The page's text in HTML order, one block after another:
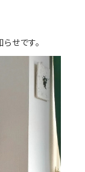
せです。